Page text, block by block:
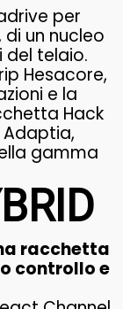
per
un nucleo
del telaio.
Hesacore,
e la
Hack
gamma
racchetta
controllo e